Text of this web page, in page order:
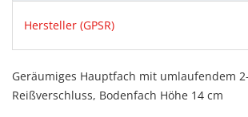
Hersteller (GPSR)
Geräumiges Hauptfach mit umlaufendem
Reißverschluss, Bodenfach Höhe 14 cm